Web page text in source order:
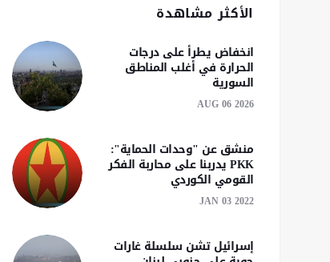
الأكثر مشاهدة
انخفاض يطرأ على درجات
الحرارة في أغلب المناطق
السورية
AUG 06 2026
منشق عن "وحدات الحماية":
PKK يدربنا على محاربة الفكر
القومي الكوردي
JAN 03 2022
إسرائيل تشن سلسلة غارات